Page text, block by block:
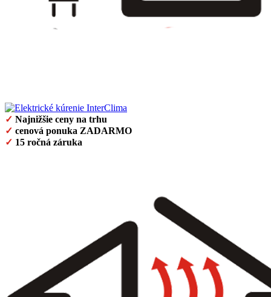
✓ Najnižšie ceny na trhu
✓ cenová ponuka ZADARMO
✓ 15 ročná záruka